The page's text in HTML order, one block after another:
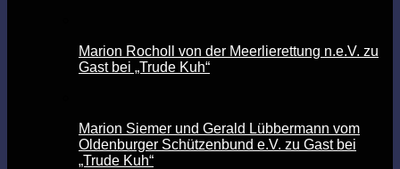
Marion Rocholl von der Meerlierettung n.e.V. zu
Gast bei „Trude Kuh“
Marion Siemer und Gerald Lübbermann vom
Oldenburger Schützenbund e.V. zu Gast bei
„Trude Kuh“